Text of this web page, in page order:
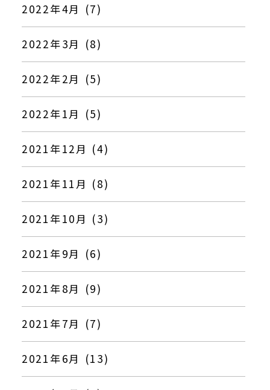
2022年4月 (7)
2022年3月 (8)
2022年2月 (5)
2022年1月 (5)
2021年12月 (4)
2021年11月 (8)
2021年10月 (3)
2021年9月 (6)
2021年8月 (9)
2021年7月 (7)
2021年6月 (13)